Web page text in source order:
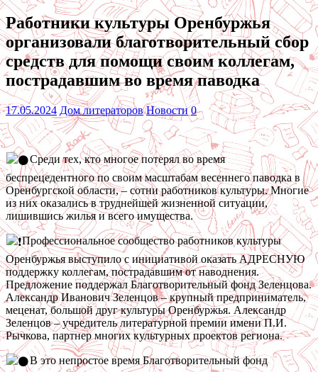
Работники культуры Оренбуржья
организовали благотворительный сбор
средств для помощи своим коллегам,
пострадавшим во время паводка
17.05.2024 Дом литераторов Новости 0
Среди тех, кто многое потерял во время
беспрецедентного по своим масштабам весеннего паводка в
Оренбургской области, – сотни работников культуры. Многие
из них оказались в труднейшей жизненной ситуации,
лишившись жилья и всего имущества.
Профессиональное сообщество работников культуры
Оренбуржья выступило с инициативой оказать АДРЕСНУЮ
поддержку коллегам, пострадавшим от наводнения.
Предложение поддержал Благотворительный фонд Зеленцова.
Александр Иванович Зеленцов – крупный предприниматель,
меценат, большой друг культуры Оренбуржья. Александр
Зеленцов – учредитель литературной премии имени П.И.
Рычкова, партнер многих культурных проектов региона.
В это непростое время Благотворительный фонд